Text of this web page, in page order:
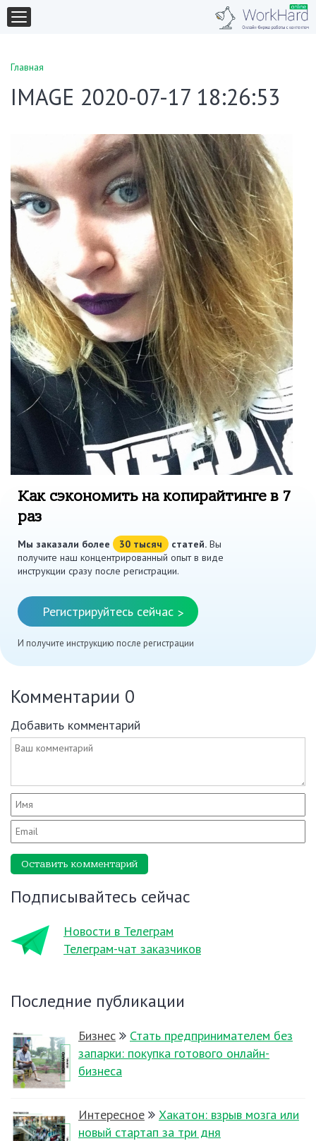
Главная
IMAGE 2020-07-17 18:26:53
Как сэкономить на копирайтинге в 7
раз
Мы заказали более 30 тысяч статей. Вы
получите наш концентрированный опыт в виде
инструкции сразу после регистрации.
Регистрируйтесь сейчас >
И получите инструкцию после регистрации
Комментарии 0
Добавить комментарий
Оставить комментарий
Подписывайтесь сейчас
Новости в Телеграм
Телеграм-чат заказчиков
Последние публикации
Бизнес
Стать предпринимателем без
запарки: покупка готового онлайн-
бизнеса
Интересное
Хакатон: взрыв мозга или
новый стартап за три дня